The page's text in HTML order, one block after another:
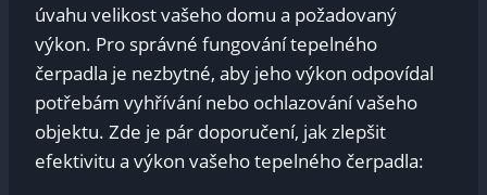
úvahu velikost vašeho domu a požadovaný
výkon. Pro správné fungování tepelného
čerpadla je nezbytné, aby jeho výkon odpovídal
potřebám vyhřívání nebo ochlazování vašeho
objektu. Zde je pár doporučení, jak zlepšit
efektivitu a výkon vašeho tepelného čerpadla: